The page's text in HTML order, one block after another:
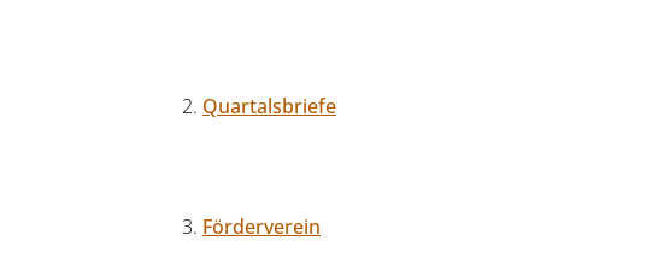
Quartalsbriefe
Förderverein